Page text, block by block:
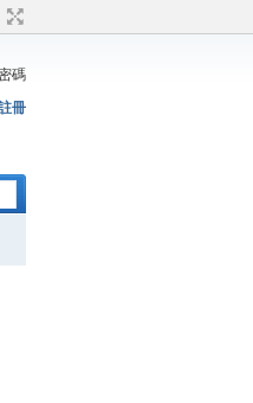
碼
冊